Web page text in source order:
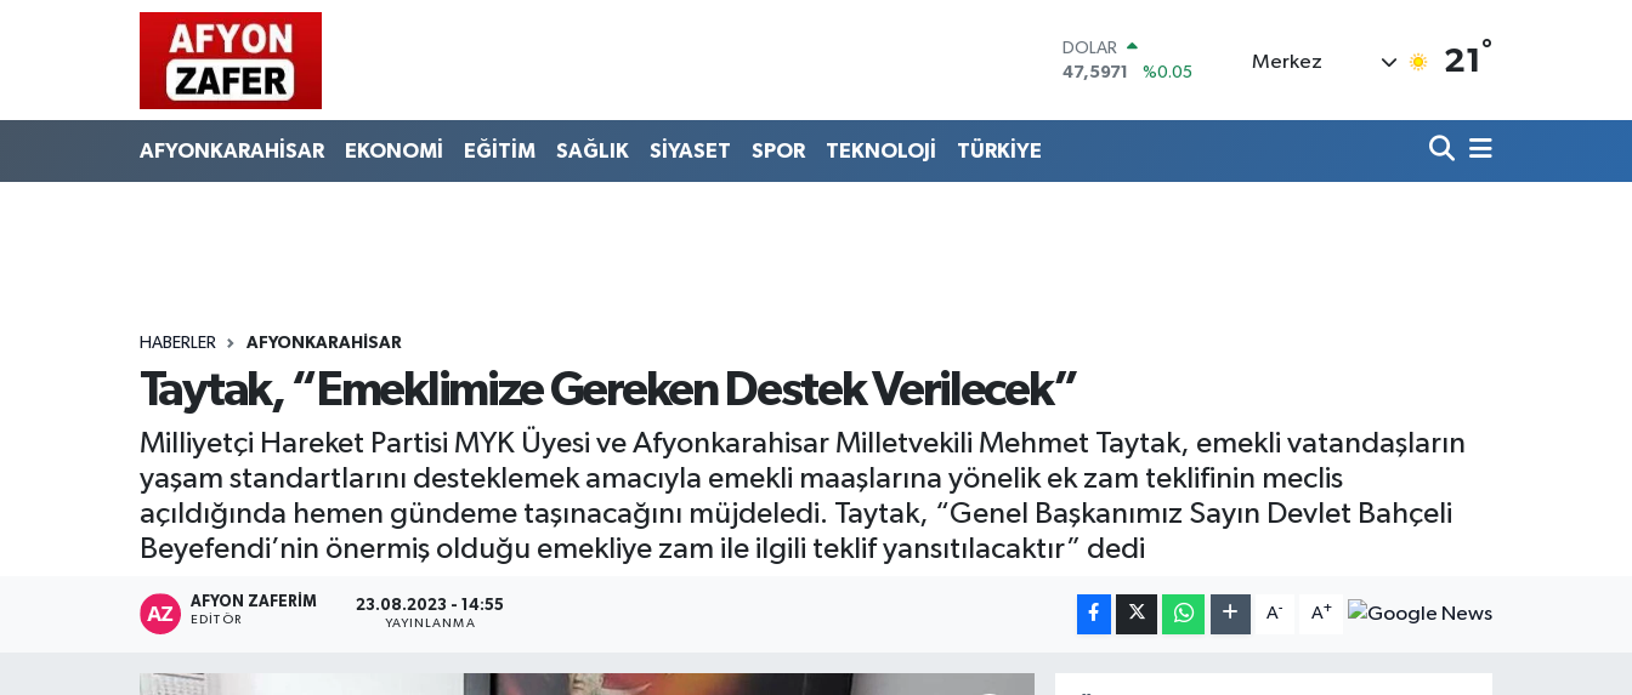
DOLAR
47,5971
%0.05
55,1336
%0.18
Merkez 21 °
AFYONKARAHİSAR EKONOMİ EĞİTİM SAĞLIK SİYASET SPOR TEKNOLOJİ TÜRKİYE
HABERLER AFYONKARAHİSAR
Taytak, “Emeklimize Gereken Destek Verilecek”
Milliyetçi Hareket Partisi MYK Üyesi ve Afyonkarahisar Milletvekili Mehmet Taytak, emekli vatandaşların
yaşam standartlarını desteklemek amacıyla emekli maaşlarına yönelik ek zam teklifinin meclis
açıldığında hemen gündeme taşınacağını müjdeledi. Taytak, “Genel Başkanımız Sayın Devlet Bahçeli
Beyefendi’nin önermiş olduğu emekliye zam ile ilgili teklif yansıtılacaktır” dedi
AFYON ZAFERİM
EDITÖR
23.08.2023 - 14:55
YAYINLANMA
A- A+